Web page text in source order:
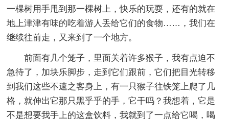
一棵树用手甩到那一棵树上，快乐的玩耍，还有的就在
地上津津有味的吃着游人丢给它们的食物……，我们在
继续往前走，又来到了一个地方。
前面有几个笼子，里面关着许多猴子，我有点迫不
急待了，加块乐脚步，走到它们跟前，它们把目光转移
到我们这些不速之客身上，有一只猴子往铁笼上爬了几
格，就伸出它那只黑乎乎的手，它干吗？我想着，它是
不是想要我手上的这盒饮料，我就到了一点给它喝，喝